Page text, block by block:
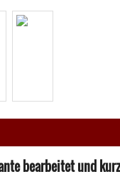
bearbeitet und